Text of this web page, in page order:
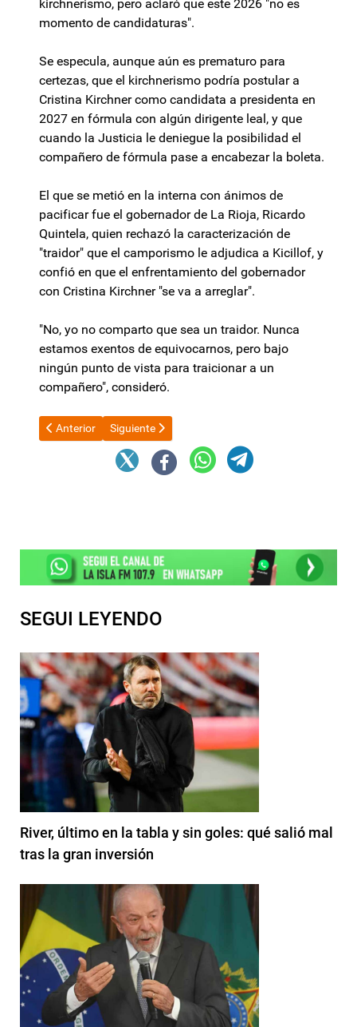
kirchnerismo, pero aclaró que este 2026 "no es
momento de candidaturas".
Se especula, aunque aún es prematuro para
certezas, que el kirchnerismo podría postular a
Cristina Kirchner como candidata a presidenta en
2027 en fórmula con algún dirigente leal, y que
cuando la Justicia le deniegue la posibilidad el
compañero de fórmula pase a encabezar la boleta.
El que se metió en la interna con ánimos de
pacificar fue el gobernador de La Rioja, Ricardo
Quintela, quien rechazó la caracterización de
"traidor" que el camporismo le adjudica a Kicillof, y
confió en que el enfrentamiento del gobernador
con Cristina Kirchner "se va a arreglar".
"No, yo no comparto que sea un traidor. Nunca
estamos exentos de equivocarnos, pero bajo
ningún punto de vista para traicionar a un
compañero", consideró.
Artículo anterior: Fiesta del Poncho 2026: Habrá cambios en
Anterior Artículo siguiente: La tropa parlamentaria de La
Siguiente
SEGUI LEYENDO
River, último en la tabla y sin goles: qué salió mal
tras la gran inversión